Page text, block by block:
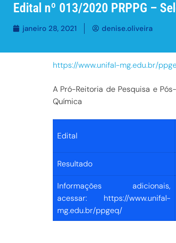
Edital nº 013/2020 PRPPG –
janeiro 28, 2021 denise.oliveira
https://www.unifal-mg.edu.br/
A Pró-Reitoria de Pesquisa e
Química
Edital
Resultado
Informações adicionais,
acessar: https://www.unifal-
mg.edu.br/ppgeq/